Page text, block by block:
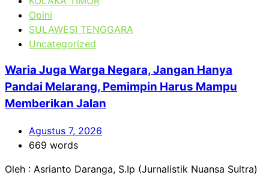
Opini
SULAWESI TENGGARA
Uncategorized
Waria Juga Warga Negara, Jangan Hanya
Pandai Melarang, Pemimpin Harus Mampu
Memberikan Jalan
Agustus 7, 2026
669 words
Oleh : Asrianto Daranga, S.Ip (Jurnalistik Nuansa Sultra)